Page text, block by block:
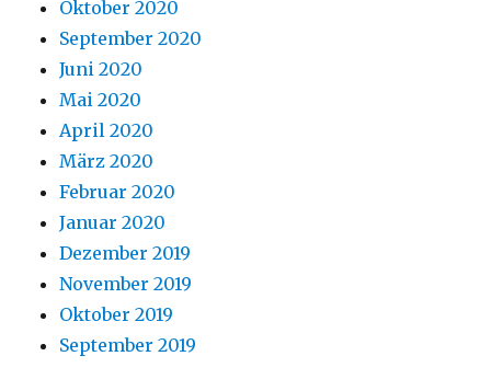
Oktober 2020
September 2020
Juni 2020
Mai 2020
April 2020
März 2020
Februar 2020
Januar 2020
Dezember 2019
November 2019
Oktober 2019
September 2019